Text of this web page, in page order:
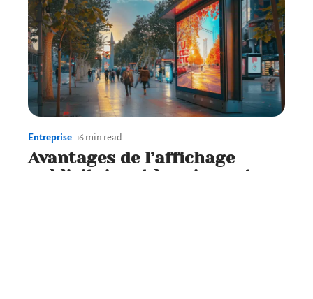
Entreprise 6 min read
Avantages de l’affichage
publicitaire et leur impact